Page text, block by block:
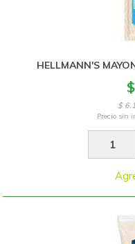
HELLMANN'S
$
Precio sin